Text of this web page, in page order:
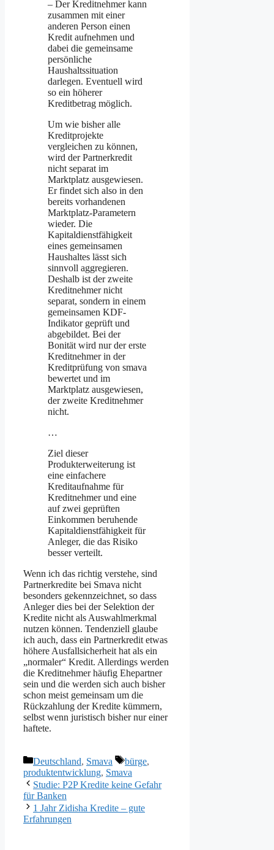
– Der Kreditnehmer kann
zusammen mit einer
anderen Person einen
Kredit aufnehmen und
dabei die gemeinsame
persönliche
Haushaltssituation
darlegen. Eventuell wird
so ein höherer
Kreditbetrag möglich.
Um wie bisher alle
Kreditprojekte
vergleichen zu können,
wird der Partnerkredit
nicht separat im
Marktplatz ausgewiesen.
Er findet sich also in den
bereits vorhandenen
Marktplatz-Parametern
wieder. Die
Kapitaldienstfähigkeit
eines gemeinsamen
Haushaltes lässt sich
sinnvoll aggregieren.
Deshalb ist der zweite
Kreditnehmer nicht
separat, sondern in einem
gemeinsamen KDF-
Indikator geprüft und
abgebildet. Bei der
Bonität wird nur der erste
Kreditnehmer in der
Kreditprüfung von smava
bewertet und im
Marktplatz ausgewiesen,
der zweite Kreditnehmer
nicht.
…
Ziel dieser
Produkterweiterung ist
eine einfachere
Kreditaufnahme für
Kreditnehmer und eine
auf zwei geprüften
Einkommen beruhende
Kapitaldienstfähigkeit für
Anleger, die das Risiko
besser verteilt.
Wenn ich das richtig verstehe, sind
Partnerkredite bei Smava nicht
besonders gekennzeichnet, so dass
Anleger dies bei der Selektion der
Kredite nicht als Auswahlmerkmal
nutzen können. Tendenziell glaube
ich auch, dass ein Partnerkredit etwas
höhere Ausfallsicherheit hat als ein
„normaler“ Kredit. Allerdings werden
die Kreditnehmer häufig Ehepartner
sein und die werden sich auch bisher
schon meist gemeinsam um die
Rückzahlung der Kredite kümmern,
selbst wenn juristisch bisher nur einer
haftete.
Kategorien
Deutschland, Smava Schlagwörter
bürge,
produktentwicklung, Smava
Studie: P2P Kredite keine Gefahr
für Banken
1 Jahr Zidisha Kredite – gute
Erfahrungen